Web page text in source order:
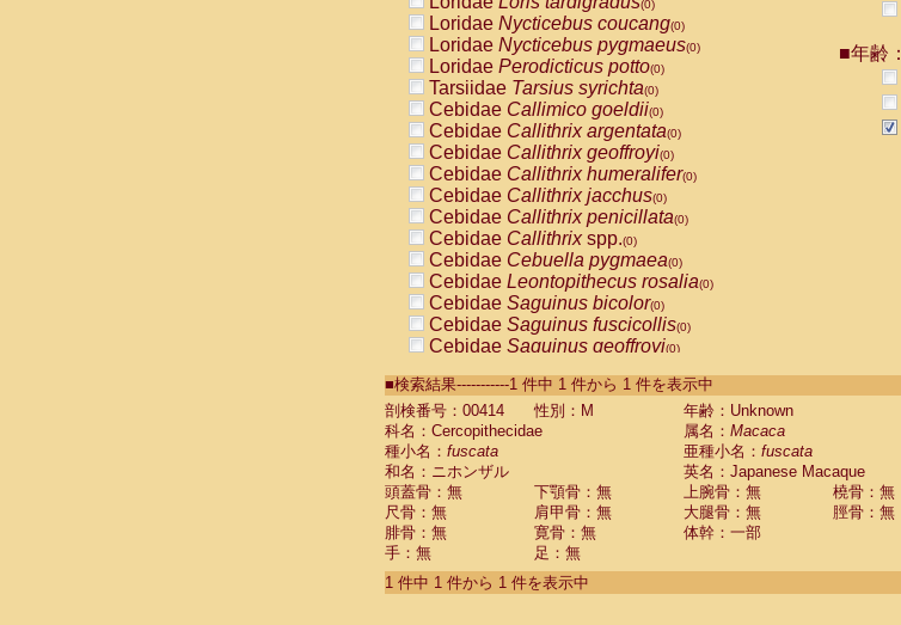
(0)
Loridae Nycticebus coucang(0)
Loridae Nycticebus pygmaeus(0)
Loridae Perodicticus potto(0)
Tarsiidae Tarsius syrichta(0)
Cebidae Callimico goeldii(0)
Cebidae Callithrix argentata(0)
Cebidae Callithrix geoffroyi(0)
Cebidae Callithrix humeralifer(0)
Cebidae Callithrix jacchus(0)
Cebidae Callithrix penicillata(0)
Cebidae Callithrixspp.(0)
Cebidae Cebuella pygmaea(0)
Cebidae Leontopithecus rosalia(0)
Cebidae Saguinus bicolor(0)
Cebidae Saguinus fuscicollis(0)
Cebidae Saguinus geoffroyi(0)
CebidaeSaguinus labiatus(0)
Cebidae Saguinus leucopus (0)
CebidaeSaguinus midas
Cebidae
CebidaeSaguinus nigricollis (0)
Cebidae Saguinus oedipus
Cebidae Saguinus weddelli
Cebidae Saguinusspp.
Cebidae Aotus trivirgatus
Cebidae Cebus albifrons
■年齢：
■検索結果-----------1 件中 1 件から 1 件を表示中
剖検番号：00414
性別：M
年齢：Unknown
科名：Cercopithecidae
属名： Macaca
種小名： fuscata 亜種小名： fuscata
和名：ニホンザル
英名：Japanese Macaque
頭蓋骨：無
下顎骨：無 上腕骨：無
橈骨：無
尺骨：無
肩甲骨：無 大腿骨：無
脛骨：無
腓骨：無
寛骨：無
体幹：一部
手：無
足：無
1 件中 1 件から 1 件を表示中